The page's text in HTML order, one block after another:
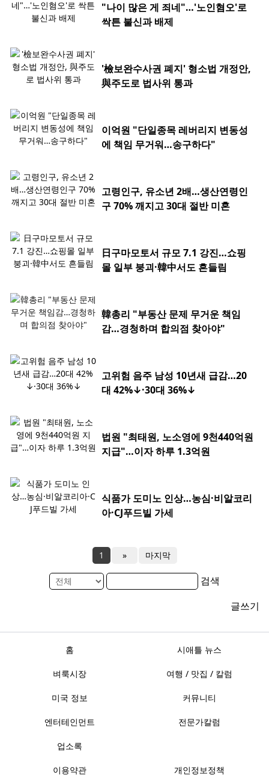
"나이 많은 게 죄네"…'노인혐오'로
싹튼 불신과 배제
'檢보완수사권 폐지' 형소법 개정안,
與주도로 법사위 통과
이억원 "단일종목 레버리지 변동성
에 책임 무거워…송구하다"
고령인구, 유소년 2배…생산연령인
구 70% 깨지고 30대 절반 미혼
日구마모토서 규모 7.1 강진…쇼핑
몰 일부 붕괴·韓中서도 흔들림
韓총리 "부동산 문제 무거운 책임
감…경청하며 합의점 찾아야"
고위험 음주 남성 10년새 급감…20
대 42%↓·30대 36%↓
법원 "최태원, 노소영에 9천440억원
지급"…이자 하루 1.3억원
식품가 도미노 인상…농심·비알코리
아·CJ푸드빌 가세
1 » 마지막
검색
글쓰기
홈 시애틀 뉴스
벼룩시장 여행 / 맛집 / 칼럼
미국 정보 커뮤니티
엔터테인먼트 전문가칼럼
업소록
이용약관 개인정보정책